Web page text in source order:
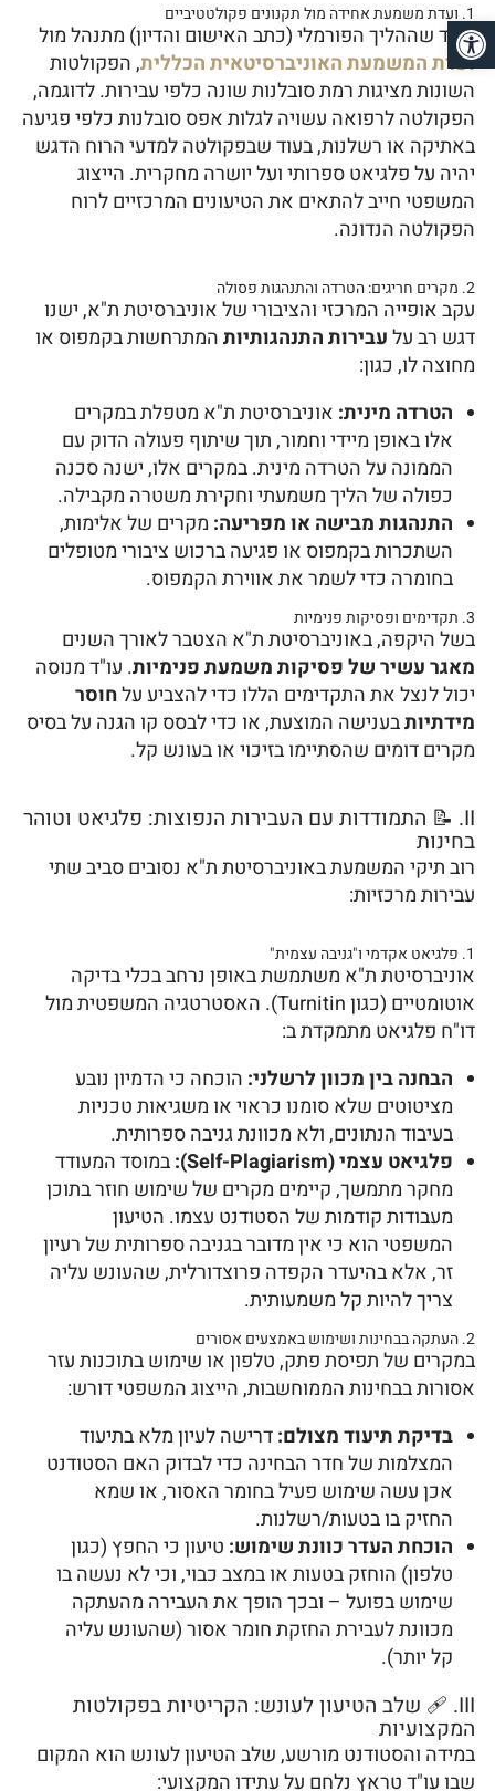
1. ועדת משמעת אחידה מול תקנונים פקולטטיביים
בעוד שההליך הפורמלי (כתב האישום והדיון) מתנהל מול
ועדת המשמעת האוניברסיטאית הכללית, הפקולטות
השונות מציגות רמת סובלנות שונה כלפי עבירות. לדוגמה,
הפקולטה לרפואה עשויה לגלות אפס סובלנות כלפי פגיעה
באתיקה או רשלנות, בעוד שבפקולטה למדעי הרוח הדגש
יהיה על פלגיאט ספרותי ועל יושרה מחקרית. הייצוג
המשפטי חייב להתאים את הטיעונים המרכזיים לרוח
הפקולטה הנדונה.
2. מקרים חריגים: הטרדה והתנהגות פסולה
עקב אופייה המרכזי והציבורי של אוניברסיטת ת"א, ישנו
דגש רב עלעבירות התנהגותיותהמתרחשות בקמפוס או
מחוצה לו, כגון:
הטרדה מינית: אוניברסיטת ת"א מטפלת במקרים
אלו באופן מיידי וחמור, תוך שיתוף פעולה הדוק עם
הממונה על הטרדה מינית. במקרים אלו, ישנה סכנה
כפולה של הליך משמעתי וחקירת משטרה מקבילה.
התנהגות מבישה או מפריעה: מקרים של אלימות,
השתכרות בקמפוס או פגיעה ברכוש ציבורי מטופלים
בחומרה כדי לשמר את אווירת הקמפוס.
3. תקדימים ופסיקות פנימיות
בשל היקפה, באוניברסיטת ת"א הצטבר לאורך השנים
מאגר עשיר של פסיקות משמעת פנימיות. עו"ד מנוסה
יכול לנצל את התקדימים הללו כדי להצביע עלחוסר
מידתיותבענישה המוצעת, או כדי לבסס קו הגנה על בסיס
מקרים דומים שהסתיימו בזיכוי או בעונש קל.
II. 📝 התמודדות עם העבירות הנפוצות: פלגיאט וטוהר
בחינות
רוב תיקי המשמעת באוניברסיטת ת"א נסובים סביב שתי
עבירות מרכזיות:
1. פלגיאט אקדמי ו"גניבה עצמית"
אוניברסיטת ת"א משתמשת באופן נרחב בכלי בדיקה
אוטומטיים (כגון Turnitin). האסטרטגיה המשפטית מול
דו"ח פלגיאט מתמקדת ב:
הבחנה בין מכוון לרשלני: הוכחה כי הדמיון נובע
מציטוטים שלא סומנו כראוי או משגיאות טכניות
בעיבוד הנתונים, ולא מכוונת גניבה ספרותית.
פלגיאט עצמי (Self-Plagiarism):
במוסד המעודד
מחקר מתמשך, קיימים מקרים של שימוש חוזר בתוכן
מעבודות קודמות של הסטודנט עצמו. הטיעון
המשפטי הוא כי אין מדובר בגניבה ספרותית של רעיון
זר, אלא בהיעדר הקפדה פרוצדורלית, שהעונש עליה
צריך להיות קל משמעותית.
2. העתקה בבחינות ושימוש באמצעים אסורים
במקרים של תפיסת פתק, טלפון או שימוש בתוכנות עזר
אסורות בבחינות הממוחשבות, הייצוג המשפטי דורש:
בדיקת תיעוד מצולם:דרישה לעיון מלא בתיעוד
המצלמות של חדר הבחינה כדי לבדוק האם הסטודנט
אכן עשה שימוש פעיל בחומר האסור, או שמא
החזיק בו בטעות/רשלנות.
הוכחת העדר כוונת שימוש: טיעון כי החפץ (כגון
טלפון) הוחזק בטעות או במצב כבוי, וכי לא נעשה בו
שימוש בפועל – ובכך הופך את העבירה מהעתקה
מכוונת לעבירת החזקת חומר אסור (שהעונש עליה
קל יותר).
III. 🩹 שלב הטיעון לעונש: הקריטיות בפקולטות
המקצועיות
במידה והסטודנט מורשע, שלב הטיעון לעונש הוא המקום
שבו עו"ד טראץ נלחם על עתידו המקצועי:
פתח סרגל נגישות